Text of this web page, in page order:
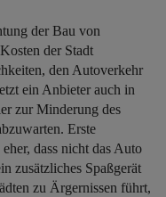
der Bau von
der Stadt
den Autoverkehr
ein Anbieter auch in
zur Minderung des
Erste
dass nicht das Auto
zusätzliches Spaßgerät
zu Ärgernissen führt,